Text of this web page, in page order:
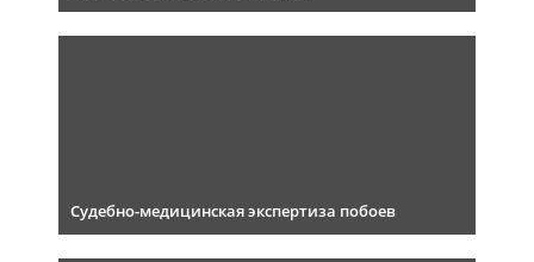
Судебно-медицинская экспертиза побоев